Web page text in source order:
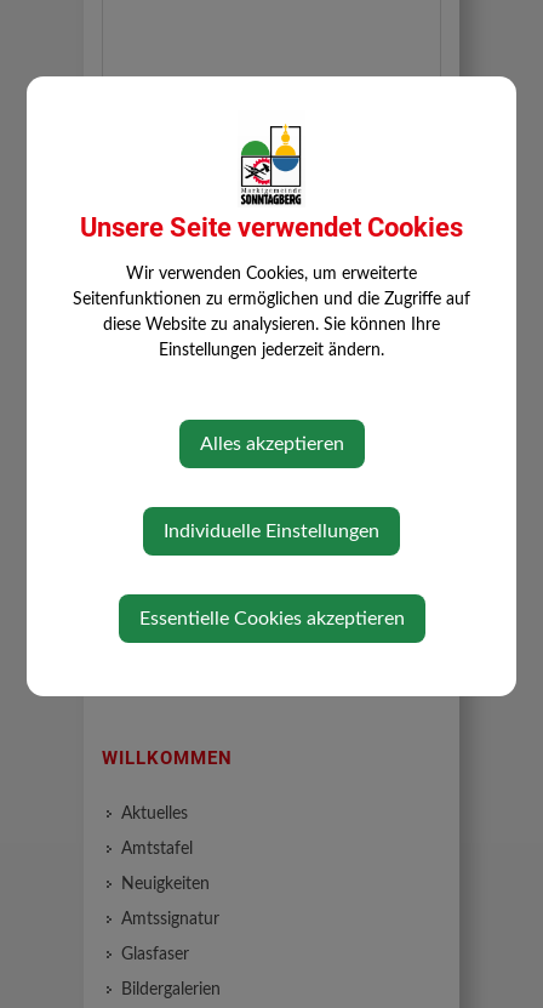
WILLKOMMEN
Aktuelles
Amtstafel
Neuigkeiten
Amtssignatur
Glasfaser
Bildergalerien
Unsere Seite verwendet Cookies
Wir verwenden Cookies, um erweiterte
Seitenfunktionen zu ermöglichen und die Zugriffe auf
diese Website zu analysieren. Sie können Ihre
Einstellungen jederzeit ändern.
Alles akzeptieren
Individuelle Einstellungen
Essentielle Cookies akzeptieren